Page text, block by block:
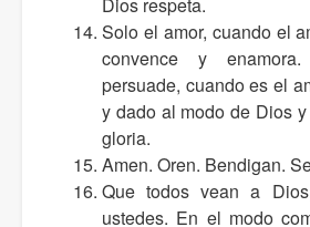
Dios respeta.
Solo el amor, cuando el
convence y
persuade, cuando es el
y dado al modo de Dios
gloria.
Amen. Oren. Bendigan.
Que todos vean a
ustedes. En el modo